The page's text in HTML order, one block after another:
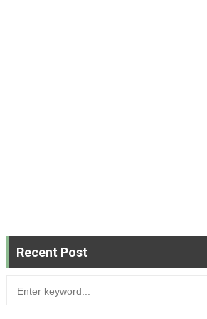
Recent Post